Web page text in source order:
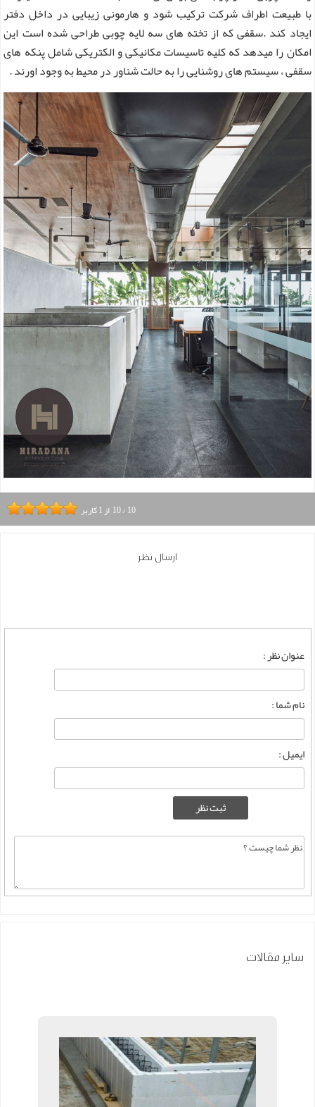
با طبیعت اطراف شرکت ترکیب شود و هارمونی زیبایی در داخل دفتر
ایجاد کند .سقفی که از تخته های سه لایه چوبی طراحی شده است این
امکان را میدهد که کلیه تاسیسات مکانیکی و الکتریکی شامل پنکه های
سقفی ، سیستم های روشنایی را به حالت شناور در محیط به وجود اورند .
10/10 از1کاربر
ارسال نظر
عنوان نظر :
نام شما :
ایمیل :
سایر مقالات